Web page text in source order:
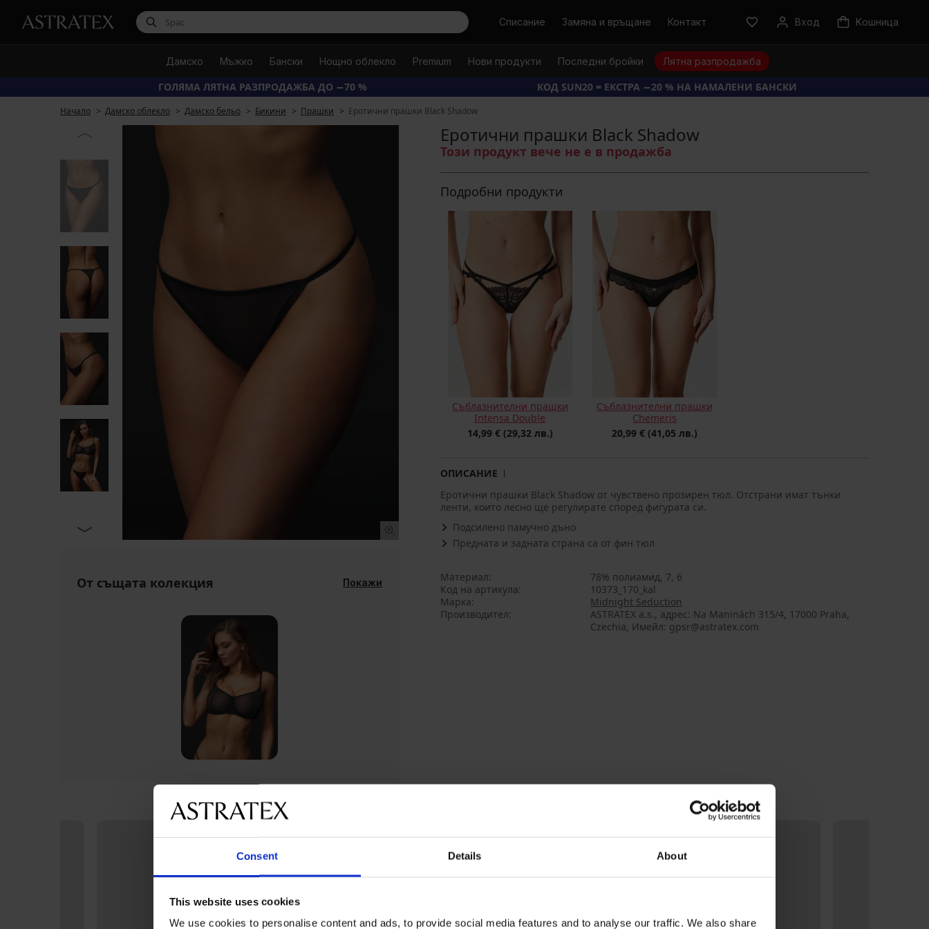
Consent Details About
This website uses cookies
We use cookies to personalise content and ads, to provide social media features and to analyse our traffic. We also share
ТърсиСписание Замяна и връщане Контакт Вход Kошница
Дамско Мъжко Бански Нощно облекло Premium Нови продукти Последни бройки Лятна разпродажба
ГОЛЯМА ЛЯТНА РАЗПРОДАЖБА ДО −70 % КОД SUN20 = ЕКСТРА −20 % НА НАМАЛЕНИ БАНСКИ
Начало Дамско облекло Дамско бельо Бикини Прашки Еротични прашки Black Shadow
От същата колекция Покажи
Еротични прашки Black Shadow
Този продукт вече не е в продажба
Подробни продукти
Съблазнителни прашки
Intensa Double
14,99 € (29,32 лв.)
Съблазнителни прашки
Chemeris
20,99 € (41,05 лв.)
ОПИСАНИЕ
Еротични прашки Black Shadow от чувствено прозирен тюл. Отстрани имат тънки
ленти, които лесно ще регулирате според фигурата си.
Подсилено памучно дъно
Предната и задната страна са от фин тюл
Материал
78% полиамид, 7, 6
Код на артикула
10373_170_kal
Марка
Midnight Seduction
Производител
ASTRATEX a.s., aдрес: Na Maninách 315/4, 17000 Praha,
Czechia, Имейл: gpsr@astratex.com